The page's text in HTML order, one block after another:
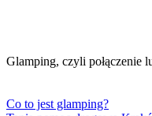
Glamping, czyli połączenie
Co to jest glamping?